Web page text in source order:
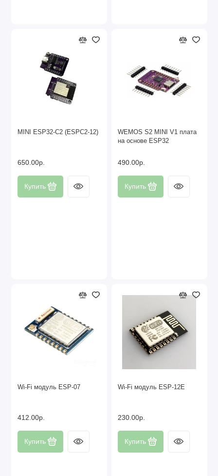
MINI ESP32-C2 (ESPC2-12)
650.00р.
Купить
WEMOS S2 MINI V1 плата
на основе ESP32
490.00р.
Купить
Wi-Fi модуль ESP-07
412.00р.
Купить
Wi-Fi модуль ESP-12E
230.00р.
Купить